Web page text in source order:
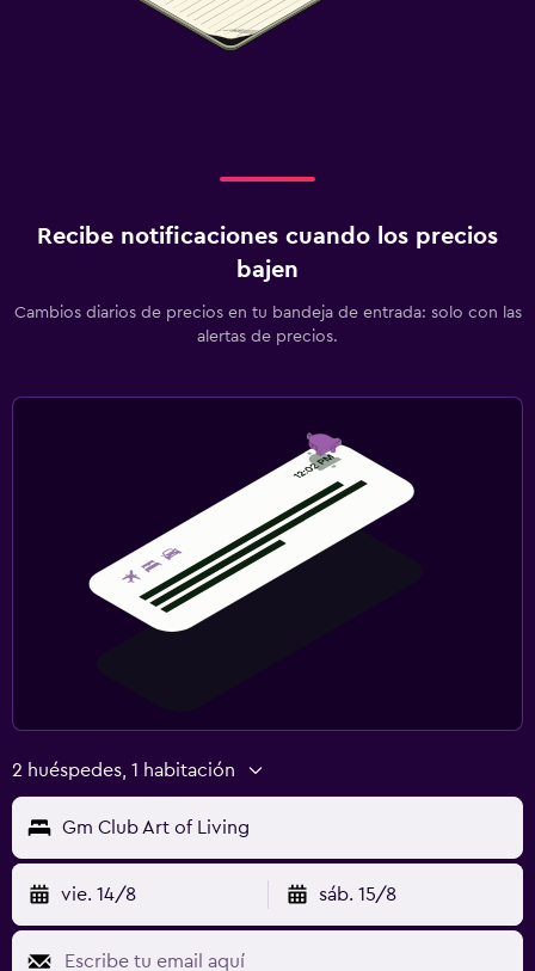
Recibe notificaciones cuando los precios
bajen
Cambios diarios de precios en tu bandeja de entrada: solo con las
alertas de precios.
2 huéspedes, 1 habitación
Gm Club Art of Living
vie. 14/8 sáb. 15/8